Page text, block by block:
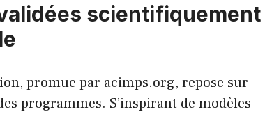
scientifiquement
promue par acimps.org, repose sur
programmes. S’inspirant de modèles